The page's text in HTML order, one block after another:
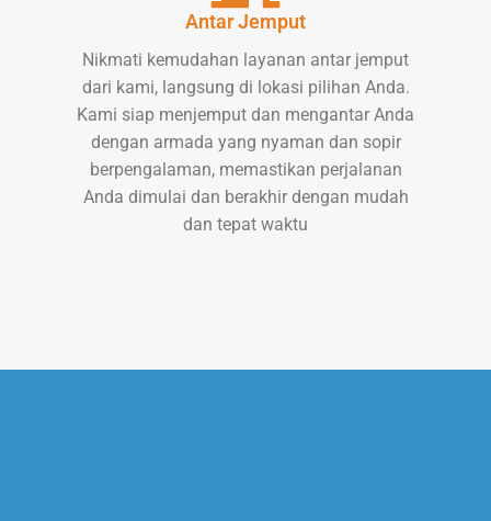
Antar Jemput
Nikmati kemudahan layanan antar jemput
dari kami, langsung di lokasi pilihan Anda.
Kami siap menjemput dan mengantar Anda
dengan armada yang nyaman dan sopir
berpengalaman, memastikan perjalanan
Anda dimulai dan berakhir dengan mudah
dan tepat waktu